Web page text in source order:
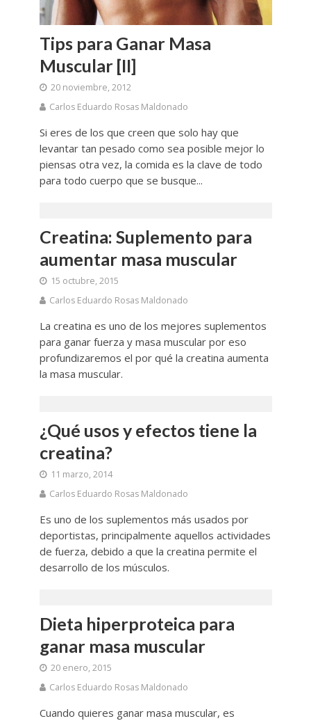
Tips para Ganar Masa
Muscular [II]
20 noviembre, 2012
Carlos Eduardo Rosas Maldonado
Si eres de los que creen que solo hay que
levantar tan pesado como sea posible mejor lo
piensas otra vez, la comida es la clave de todo
para todo cuerpo que se busque...
Creatina: Suplemento para
aumentar masa muscular
15 octubre, 2015
Carlos Eduardo Rosas Maldonado
La creatina es uno de los mejores suplementos
para ganar fuerza y masa muscular por eso
profundizaremos el por qué la creatina aumenta
la masa muscular.
¿Qué usos y efectos tiene la
creatina?
11 marzo, 2014
Carlos Eduardo Rosas Maldonado
Es uno de los suplementos más usados por
deportistas, principalmente aquellos actividades
de fuerza, debido a que la creatina permite el
desarrollo de los músculos.
Dieta hiperproteica para
ganar masa muscular
20 enero, 2015
Carlos Eduardo Rosas Maldonado
Cuando quieres ganar masa muscular, es